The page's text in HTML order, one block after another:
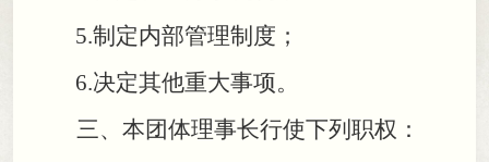
5.制定内部管理制度 ；
6.决定其他重大事项。
三、本团体理事长行使下列职权：